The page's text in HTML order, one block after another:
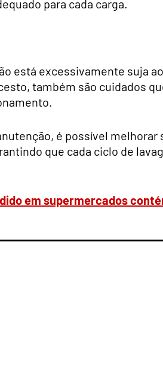
para cada carga.
está excessivamente suja
também são cuidados
é possível
que cada ciclo de
em supermercados